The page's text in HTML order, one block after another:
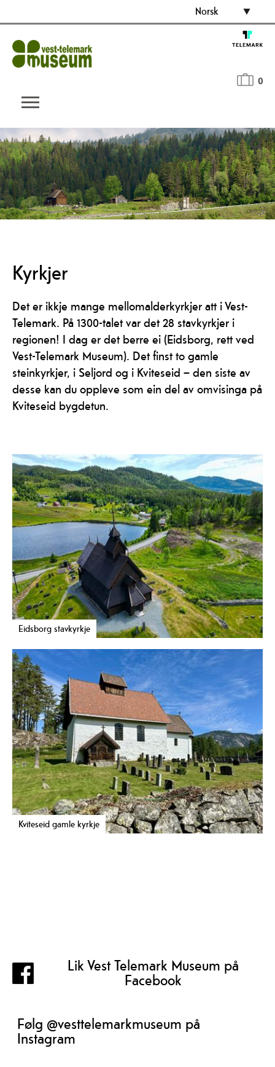
Norsk
0
Kyrkjer
Det er ikkje mange mellomalderkyrkjer att i Vest-
Telemark. På 1300-talet var det 28 stavkyrkjer i
regionen! I dag er det berre ei (Eidsborg, rett ved
Vest-Telemark Museum). Det finst to gamle
steinkyrkjer, i Seljord og i Kviteseid – den siste av
desse kan du oppleve som ein del av omvisinga på
Kviteseid bygdetun.
Eidsborg stavkyrkje
Kviteseid gamle kyrkje
Lik Vest Telemark Museum på
Facebook
Følg @vesttelemarkmuseum på
Instagram